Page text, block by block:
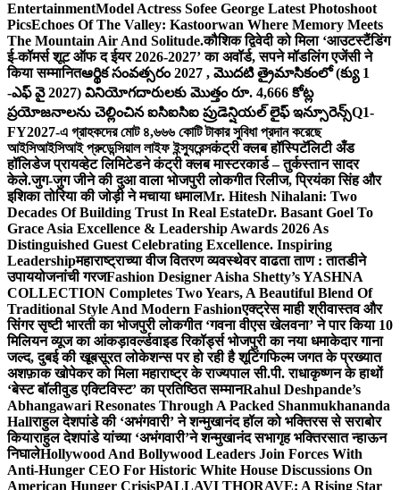
EntertainmentModel Actress Sofee George Latest Photoshoot
PicsEchoes Of The Valley: Kastoorwan Where Memory Meets
The Mountain Air And Solitude.कौशिक द्विवेदी को मिला ‘आउटस्टैंडिंग
ई-कॉमर्स शूट ऑफ द ईयर 2026-2027’ का अवॉर्ड, सपने मॉडलिंग एजेंसी ने
किया सम्मानितఆర్థిక సంవత్సరం 2027 , మొదటి త్రైమాసికంలో (క్యు 1
-ఎఫ్ వై 2027) వినియోగదారులకు మొత్తం రూ. 4,666 కోట్ల
ప్రయోజనాలను చెల్లించిన ఐసిఐసిఐ ప్రుడెన్షియల్ లైఫ్ ఇన్సూరెన్స్Q1-
FY2027-এ গ্রাহকদের মোট ৪,৬৬৬ কোটি টাকার সুবিধা প্রদান করেছে
আইসিআইসিআই প্রুডেন্সিয়াল লাইফ ইন্স্যুরেন্সकंट्री क्लब हॉस्पिटॅलिटी अँड
हॉलिडेज प्रायव्हेट लिमिटेडने कंट्री क्लब मास्टरकार्ड – तुर्कस्तान सादर
केले.जुग-जुग जीने की दुआ वाला भोजपुरी लोकगीत रिलीज, प्रियंका सिंह और
इशिका तोरिया की जोड़ी ने मचाया धमालMr. Hitesh Nihalani: Two
Decades Of Building Trust In Real EstateDr. Basant Goel To
Grace Asia Excellence & Leadership Awards 2026 As
Distinguished Guest Celebrating Excellence. Inspiring
Leadershipमहाराष्ट्राच्या वीज वितरण व्यवस्थेवर वाढता ताण : तातडीने
उपाययोजनांची गरजFashion Designer Aisha Shetty’s YASHNA
COLLECTION Completes Two Years, A Beautiful Blend Of
Traditional Style And Modern Fashionएक्ट्रेस माही श्रीवास्तव और
सिंगर सृष्टी भारती का भोजपुरी लोकगीत ‘गवना वीएस खेलवना’ ने पार किया 10
मिलियन व्यूज का आंकड़ावर्ल्डवाइड रिकॉर्ड्स भोजपुरी का नया धमाकेदार गाना
जल्द, दुबई की खूबसूरत लोकेशन्स पर हो रही है शूटिंगफिल्म जगत के प्रख्यात
अशफ़ाक खोपेकर को मिला महाराष्ट्र के राज्यपाल सी.पी. राधाकृष्णन के हाथों
‘बेस्ट बॉलीवुड एक्टिविस्ट’ का प्रतिष्ठित सम्मानRahul Deshpande’s
Abhangawari Resonates Through A Packed Shanmukhananda
Hallराहुल देशपांडे की ‘अभंगवारी’ ने शन्मुखानंद हॉल को भक्तिरस से सराबोर
कियाराहुल देशपांडे यांच्या ‘अभंगवारी’ने शन्मुखानंद सभागृह भक्तिरसात न्हाऊन
निघालेHollywood And Bollywood Leaders Join Forces With
Anti-Hunger CEO For Historic White House Discussions On
American Hunger CrisisPALLAVI THORAVE: A Rising Star